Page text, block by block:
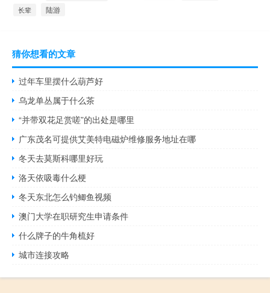
长辈 陆游
猜你想看的文章
过年车里摆什么葫芦好
乌龙单丛属于什么茶
“并带双花足赏嗟”的出处是哪里
广东茂名可提供艾美特电磁炉维修服务地址在哪
冬天去莫斯科哪里好玩
洛天依吸毒什么梗
冬天东北怎么钓鲫鱼视频
澳门大学在职研究生申请条件
什么牌子的牛角梳好
城市连接攻略